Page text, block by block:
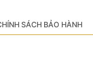
SÁCH BẢO HÀNH